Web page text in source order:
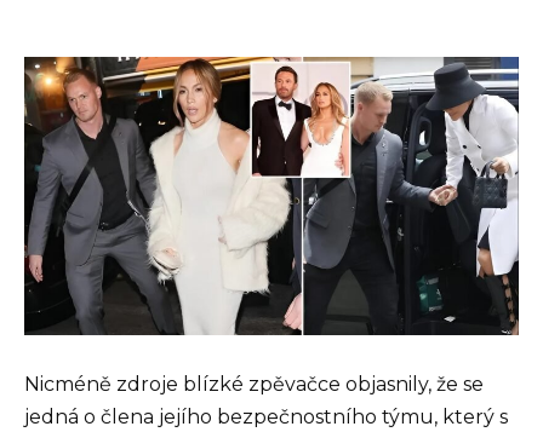
Nicméně zdroje blízké zpěvačce objasnily, že se
jedná o člena jejího bezpečnostního týmu, který s